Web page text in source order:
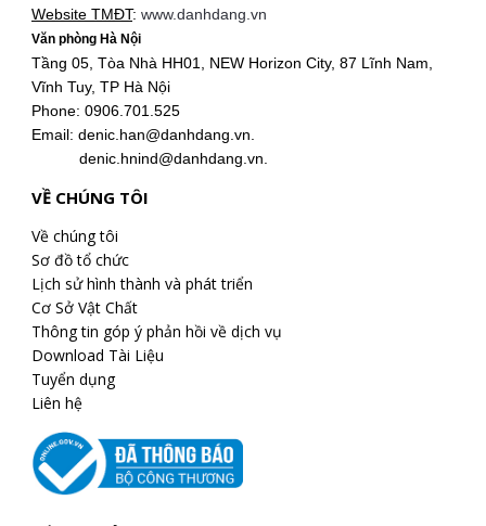
Website TMĐT: www.danhdang.vn
Văn phòng Hà Nội
Tầng 05, Tòa Nhà HH01, NEW Horizon City, 87 Lĩnh Nam,
Vĩnh Tuy, TP Hà Nội
Phone: 0906.701.525
Email: denic.han@danhdang.vn.
denic.hnind@danhdang.vn.
VỀ CHÚNG TÔI
Về chúng tôi
Sơ đồ tổ chức
Lịch sử hình thành và phát triển
Cơ Sở Vật Chất
Thông tin góp ý phản hồi về dịch vụ
Download Tài Liệu
Tuyển dụng
Liên hệ